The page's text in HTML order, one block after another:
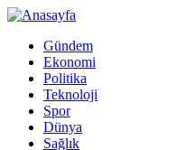
Gündem
Ekonomi
Politika
Teknoloji
Spor
Dünya
Sağlık